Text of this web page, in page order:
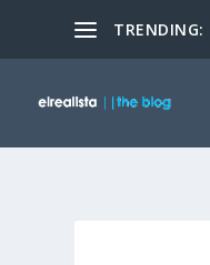
TRENDING: